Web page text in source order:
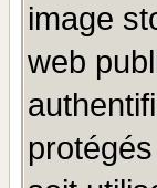
image
web